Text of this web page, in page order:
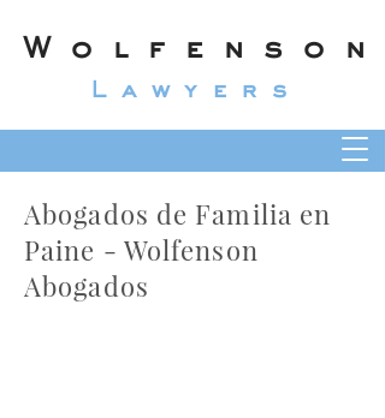
Wolfenson
Lawyers
Abogados de Familia en
Paine - Wolfenson
Abogados